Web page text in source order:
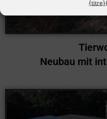
{titre}
Neubau mit